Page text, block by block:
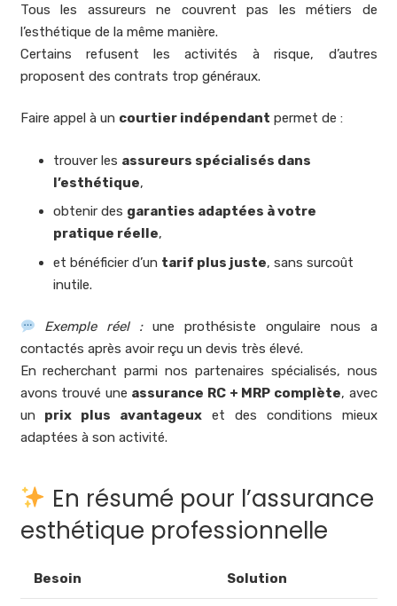
Tous les assureurs ne couvrent pas les métiers de
l’esthétique de la même manière.
Certains refusent les activités à risque, d’autres
proposent des contrats trop généraux.
Faire appel à un courtier indépendant permet de :
trouver les assureurs spécialisés dans
l’esthétique,
obtenir des garanties adaptées à votre
pratique réelle,
et bénéficier d’un tarif plus juste, sans surcoût
inutile.
Exemple réel :une prothésiste ongulaire nous a
contactés après avoir reçu un devis très élevé.
En recherchant parmi nos partenaires spécialisés, nous
avons trouvé une assurance RC + MRP complète, avec
un prix plus avantageux et des conditions mieux
adaptées à son activité.
En résumé pour l’assurance
esthétique professionnelle
Besoin Solution